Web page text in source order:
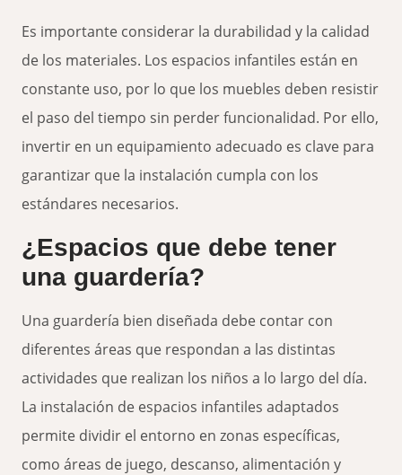
Es importante considerar la durabilidad y la calidad
de los materiales. Los espacios infantiles están en
constante uso, por lo que los muebles deben resistir
el paso del tiempo sin perder funcionalidad. Por ello,
invertir en un equipamiento adecuado es clave para
garantizar que la instalación cumpla con los
estándares necesarios.
¿Espacios que debe tener
una guardería?
Una guardería bien diseñada debe contar con
diferentes áreas que respondan a las distintas
actividades que realizan los niños a lo largo del día.
La instalación de espacios infantiles adaptados
permite dividir el entorno en zonas específicas,
como áreas de juego, descanso, alimentación y